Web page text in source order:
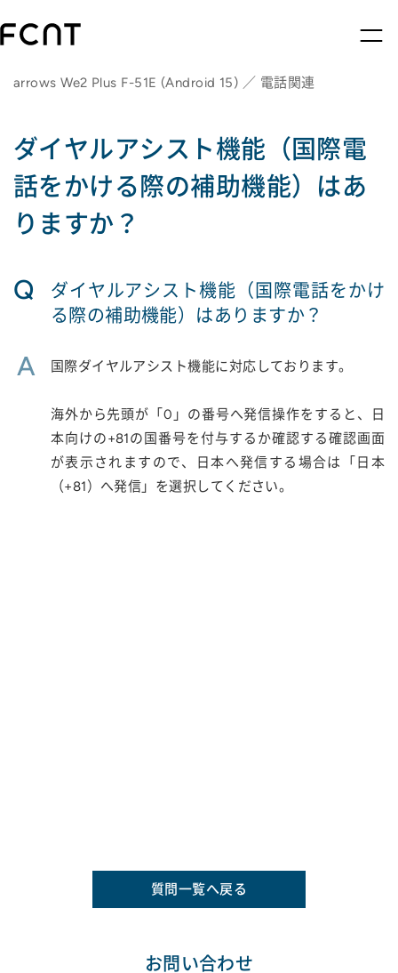
arrows We2 Plus F-51E (Android 15) ／ 電話関連
ダイヤルアシスト機能（国際電
話をかける際の補助機能）はあ
りますか？
Q
ダイヤルアシスト機能（国際電話をかけ
る際の補助機能）はありますか？
A 国際ダイヤルアシスト機能に対応しております。
海外から先頭が「0」の番号へ発信操作をすると、日
本向けの+81の国番号を付与するか確認する確認画面
が表示されますので、日本へ発信する場合は「日本
（+81）へ発信」を選択してください。
質問一覧へ戻る
お問い合わせ